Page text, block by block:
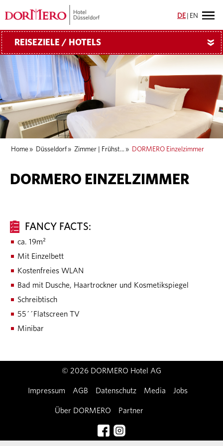
DE EN
REISEZIELE / HOTELS »
Home » Düsseldorf » Zimmer | Frühst... » DORMERO Einzelzimmer
DORMERO EINZELZIMMER
FANCY FACTS:
ca. 19m²
Mit Einzelbett
Kostenfreies WLAN
Bad mit Dusche, Haartrockner und Kosmetikspiegel
Schreibtisch
55´´Flatscreen TV
Minibar
© 2026 DORMERO Hotel AG
Impressum AGB Datenschutz Media Jobs
Über DORMERO Partner